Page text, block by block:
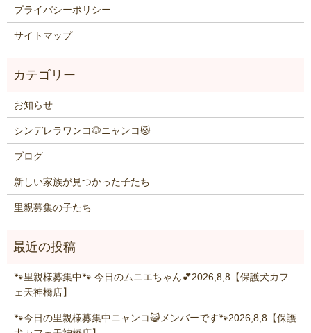
プライバシーポリシー
サイトマップ
お知らせ
シンデレラワンコ🐶ニャンコ🐱
ブログ
新しい家族が見つかった子たち
里親募集の子たち
🐾里親様募集中🐾 今日のムニエちゃん💕2026,8,8【保護犬カフ
ェ天神橋店】
🐾今日の里親様募集中ニャンコ😺メンバーです🐾2026,8,8【保護